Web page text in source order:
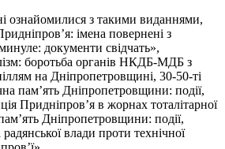
ознайомилися з такими виданнями,
імена повернені з
документи свідчать»,
боротьба органів НКДБ-МДБ з
на Дніпропетровщині, 30-50-ті
пам’ять Дніпропетровщини: події,
Придніпров’я в жорнах тоталітарної
Дніпропетровщини: події,
влади проти технічної